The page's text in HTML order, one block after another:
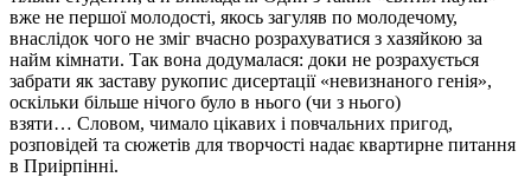
вже не першої молодості, якось загуляв по молодечому,
внаслідок чого не зміг вчасно розрахуватися з хазяйкою за
найм кімнати. Так вона додумалася: доки не розрахується
забрати як заставу рукопис дисертації «невизнаного генія»,
оскільки більше нічого було в нього (чи з нього)
взяти… Словом, чимало цікавих і повчальних пригод,
розповідей та сюжетів для творчості надає квартирне питання
в Приірпінні.